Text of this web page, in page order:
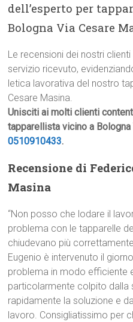
dell’esperto per
Bologna Via Cesare
Le recensioni dei nostri
servizio ricevuto,
letica lavorativa del nostro
Cesare Masina.
Unisciti ai molti clienti
tapparellista vicino a Bologna
0510910433.
Recensione di
Masina
“Non posso che lodare il
problema con le tapparelle
chiudevano più
Eugenio è intervenuto il
problema in modo efficiente
particolarmente colpito dalla
rapidamente la soluzione e
lavoro. Consigliatissimo per